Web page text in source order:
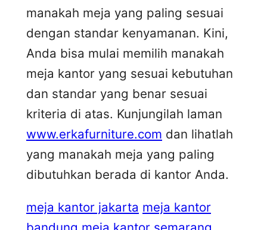
manakah meja yang paling sesuai
dengan standar kenyamanan. Kini,
Anda bisa mulai memilih manakah
meja kantor yang sesuai kebutuhan
dan standar yang benar sesuai
kriteria di atas. Kunjungilah laman
www.erkafurniture.com dan lihatlah
yang manakah meja yang paling
dibutuhkan berada di kantor Anda.
meja kantor jakarta meja kantor